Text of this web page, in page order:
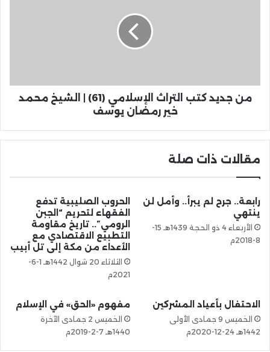
من جديد كتب التراث الإسلامي (61) | الشيخ محمد
خير رمضان يوسف
مقالات ذات صلة
رابعة.. جرح لم يبرأ.. وأمل لن
ينتهي
الأربعاء 4 ذو الحجة 1439هـ 15-
8-2018م
الحروب الصليبية تدفع
الفقهاء لتحريم “الجبن
الرومي”.. تاريخ مقاومة
التطبيع الاقتصادي مع
الأعداء من مكة إلى تل أبيب
الثلاثاء 20 شوال 1442هـ 1-6-
2021م
الاحتفال بأعياد المشركين
الخميس 9 جمادى الأولى
1442هـ 24-12-2020م
مفهوم «الحق» في الإسلام
الخميس 2 جمادى الآخرة
1440هـ 7-2-2019م